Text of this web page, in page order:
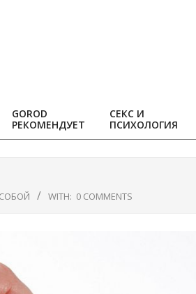
GOROD
РЕКОМЕНДУЕТ
СЕКС И
ПСИХОЛОГИЯ
WITH: 0 COMMENTS